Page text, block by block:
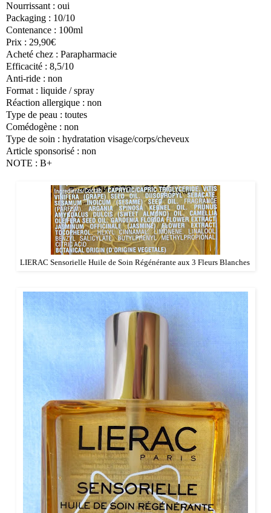
Nourrissant : oui
Packaging : 10/10
Contenance : 100ml
Prix : 29,90€
Acheté chez : Parapharmacie
Efficacité : 8,5/10
Anti-ride : non
Format : liquide / spray
Réaction allergique : non
Type de peau : toutes
Comédogène : non
Type de soin : hydratation visage/corps/cheveux
Article sponsorisé : non
NOTE : B+
LIERAC Sensorielle Huile de Soin Régénérante aux 3 Fleurs Blanches